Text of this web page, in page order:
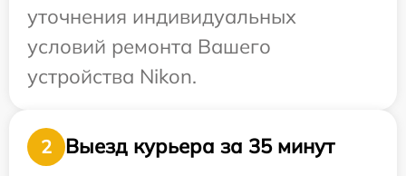
уточнения индивидуальных
условий ремонта Вашего
устройства Nikon.
2
Выезд курьера за 35 минут